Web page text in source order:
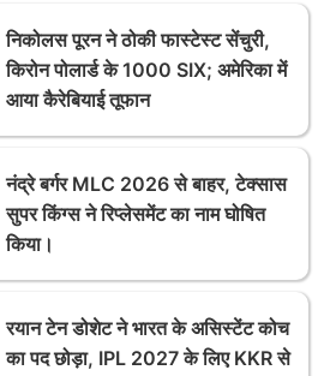
निकोलस पूरन ने ठोकी फास्टेस्ट सेंचुरी,
किरोन पोलार्ड के 1000 SIX; अमेरिका में
आया कैरेबियाई तूफान
नंद्रे बर्गर MLC 2026 से बाहर, टेक्सास
सुपर किंग्स ने रिप्लेसमेंट का नाम घोषित
किया।
रयान टेन डोशेट ने भारत के असिस्टेंट कोच
का पद छोड़ा, IPL 2027 के लिए KKR से